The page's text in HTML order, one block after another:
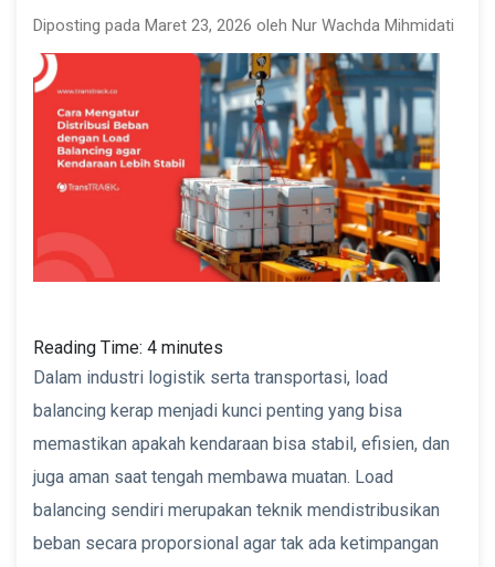
Diposting pada Maret 23, 2026 oleh Nur Wachda Mihmidati
Reading Time: 4 minutes
Dalam industri logistik serta transportasi, load
balancing kerap menjadi kunci penting yang bisa
memastikan apakah kendaraan bisa stabil, efisien, dan
juga aman saat tengah membawa muatan. Load
balancing sendiri merupakan teknik mendistribusikan
beban secara proporsional agar tak ada ketimpangan